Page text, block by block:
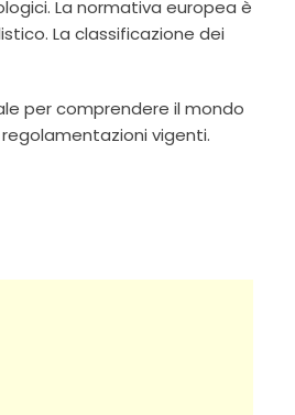
La normativa europea è
La classificazione dei
per comprendere il mondo
vigenti.